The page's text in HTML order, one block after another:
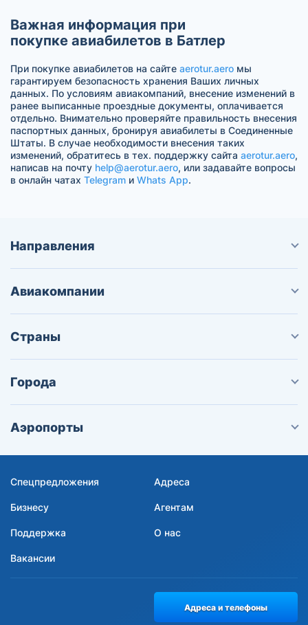
Важная информация при
покупке авиабилетов в Батлер
При покупке авиабилетов на сайте aerotur.aero мы
гарантируем безопасность хранения Ваших личных
данных. По условиям авиакомпаний, внесение изменений в
ранее выписанные проездные документы, оплачивается
отдельно. Внимательно проверяйте правильность внесения
паспортных данных, бронируя авиабилеты в Соединенные
Штаты. В случае необходимости внесения таких
изменений, обратитесь в тех. поддержку сайта aerotur.aero,
написав на почту help@aerotur.aero, или задавайте вопросы
в онлайн чатах Telegram и Whats App.
Направления
Авиакомпании
Страны
Города
Аэропорты
Спецпредложения Адреса
Бизнесу Агентам
Поддержка О нас
Вакансии
Адреса и телефоны